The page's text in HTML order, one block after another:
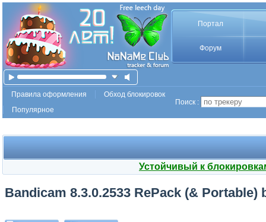
Портал
Форум
Правила оформления
Обход блокировок
Популярное
Поиск :
Устойчивый к
Bandicam 8.3.0.2533 RePack (& Portable)